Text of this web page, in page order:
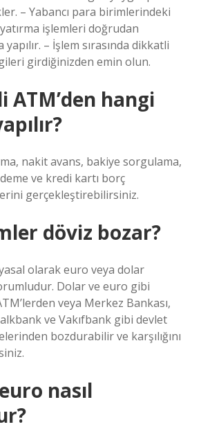
– Yabancı para birimlerindeki
işlemleri doğrudan
– İşlem sırasında dikkatli
girdiğinizden emin olun.
ATM’den hangi
nakit avans, bakiye sorgulama,
ve kredi kartı borç
gerçekleştirebilirsiniz.
döviz bozar?
olarak euro veya dolar
Dolar ve euro gibi
veya Merkez Bankası,
ve Vakıfbank gibi devlet
bozdurabilir ve karşılığını
nasıl